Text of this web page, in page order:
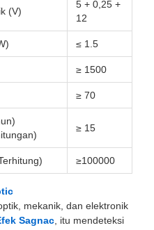
(V)
5 + 0,25 +
12
≤ 1.5
≥ 1500
≥ 70
≥ 15
≥100000
mekanik, dan elektronik
Sagnac , itu mendeteksi